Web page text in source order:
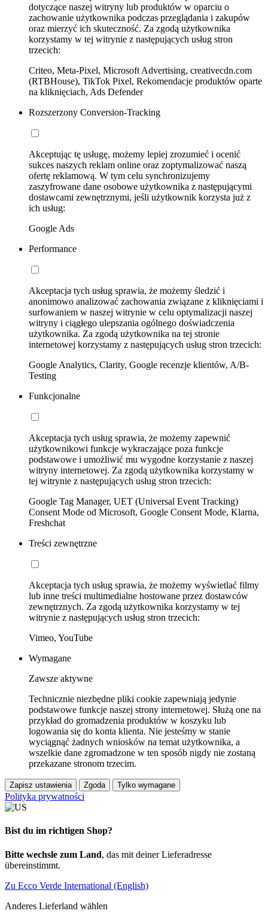
dotyczące naszej witryny lub produktów w oparciu o
zachowanie użytkownika podczas przeglądania i zakupów
oraz mierzyć ich skuteczność. Za zgodą użytkownika
korzystamy w tej witrynie z następujących usług stron
trzecich:
Criteo, Meta-Pixel, Microsoft Advertising, creativecdn.com
(RTBHouse), TikTok Pixel, Rekomendacje produktów oparte
na kliknięciach, Ads Defender
Rozszerzony Conversion-Tracking
Akceptując tę usługę, możemy lepiej zrozumieć i ocenić
sukces naszych reklam online oraz zoptymalizować naszą
ofertę reklamową. W tym celu synchronizujemy
zaszyfrowane dane osobowe użytkownika z następującymi
dostawcami zewnętrznymi, jeśli użytkownik korzysta już z
ich usług:
Google Ads
Performance
Akceptacja tych usług sprawia, że możemy śledzić i
anonimowo analizować zachowania związane z kliknięciami i
surfowaniem w naszej witrynie w celu optymalizacji naszej
witryny i ciągłego ulepszania ogólnego doświadczenia
użytkownika. Za zgodą użytkownika na tej stronie
internetowej korzystamy z następujących usług stron trzecich:
Google Analytics, Clarity, Google recenzje klientów, A/B-
Testing
Funkcjonalne
Akceptacja tych usług sprawia, że możemy zapewnić
użytkownikowi funkcje wykraczające poza funkcje
podstawowe i umożliwić mu wygodne korzystanie z naszej
witryny internetowej. Za zgodą użytkownika korzystamy w
tej witrynie z następujących usług stron trzecich:
Google Tag Manager, UET (Universal Event Tracking)
Consent Mode od Microsoft, Google Consent Mode, Klarna,
Freshchat
Treści zewnętrzne
Akceptacja tych usług sprawia, że możemy wyświetlać filmy
lub inne treści multimedialne hostowane przez dostawców
zewnętrznych. Za zgodą użytkownika korzystamy w tej
witrynie z następujących usług stron trzecich:
Vimeo, YouTube
Wymagane
Zawsze aktywne
Technicznie niezbędne pliki cookie zapewniają jedynie
podstawowe funkcje naszej strony internetowej. Służą one na
przykład do gromadzenia produktów w koszyku lub
logowania się do konta klienta. Nie jesteśmy w stanie
wyciągnąć żadnych wniosków na temat użytkownika, a
wszelkie dane zgromadzone w ten sposób nigdy nie zostaną
przekazane stronom trzecim.
Zapisz ustawienia Zgoda Tylko wymagane
Polityka prywatności
Bist du im richtigen Shop?
Bitte wechsle zum Land, das mit deiner Lieferadresse
übereinstimmt.
Zu Ecco Verde International (English)
Anderes Lieferland wählen